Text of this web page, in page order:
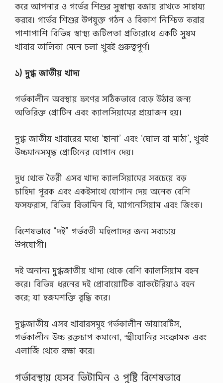
করে আপনার ও গর্ভের শিশুর সুস্বাস্থ্য বজায় রাখতে সাহায্য
করবে। গর্ভের শিশুর উপযুক্ত গঠন ও বিকাশ নিশ্চিত করার
পাশাপাশি বিভিন্ন স্বাস্থ্য জটিলতা প্রতিরোধে একটি সুষম
খাবার তালিকা মেনে চলা খুবই গুরুত্বপূর্ণ।
১) দুগ্ধ জাতীয় খাদ্য
গর্ভকালীন অবস্থায় ভ্রুণের সঠিকভাবে বেড়ে উঠার জন্য
অতিরিক্ত প্রোটিন এবং ক্যালসিয়ামের প্র‍য়োজন হয়।
দুগ্ধ জাতীয় খাবারের মধ্যে ‘ছানা’ এবং ‘ঘোল বা মাঠা’, খুবই
উচ্চমানসমৃদ্ধ প্রোটিনের যোগান দেয়।
দুধ থেকে তৈরী এসব খাদ্য ক্যালসিয়ামের সবচেয়ে বড়
চাহিদা পূরক এবং একইসাথে যোগান দেয় অনেক বেশি
ফসফরাস, বিভিন্ন বিভামিন বি, ম্যাগনেসিয়াম এবং জিংক।
বিশেষভাবে “দই” গর্ভবতী মহিলাদের জন্য সবচেয়ে
উপযোগী।
দই অনান্য দুগ্ধজাতীয় খাদ্য থেকে বেশি ক্যালসিয়াম বহন
করে। বিভিন্ন ধরনের দই প্রোবায়োটিক ব্যাকটেরিয়াও বহন
করে; যা হজমশক্তি বৃদ্ধি করে।
দুগ্ধজাতীয় এসব খাবারসমূহ গর্ভকালীন ডায়াবেটিস,
গর্ভকালীন উচ্চ রক্তচাপ কমানো, স্ত্রীযোনির সংক্রামক এবং
এলার্জি থেকে রক্ষা করে।
গর্ভাবস্থায় যেসব ভিটামিন ও পুষ্টি বিশেষভাবে